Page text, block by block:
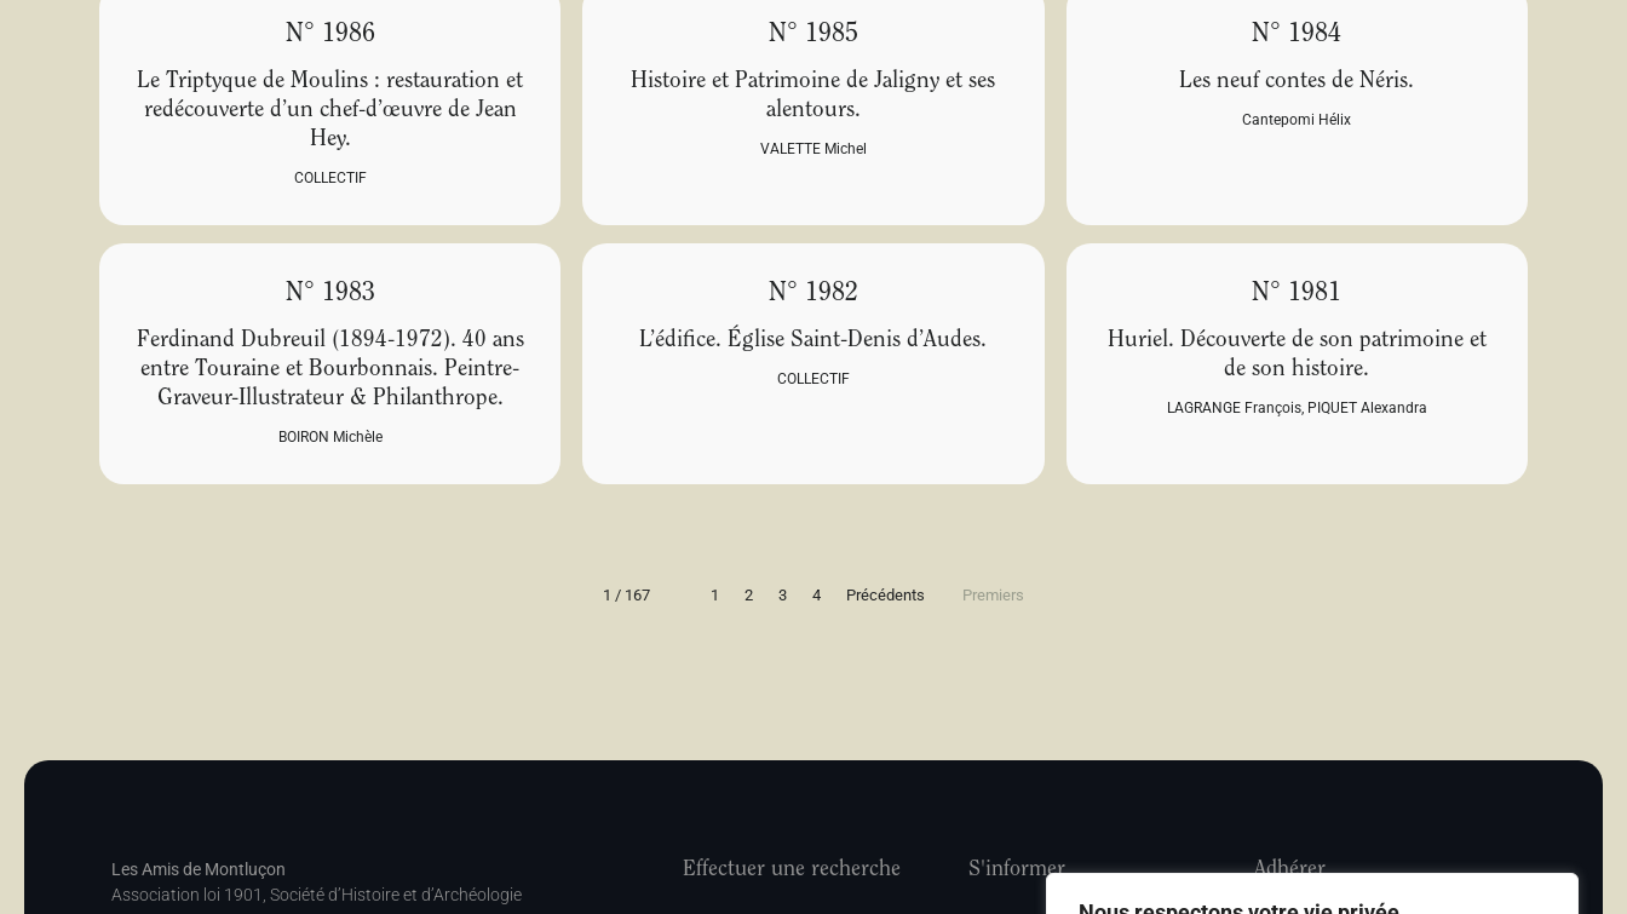
N° 1986
Le Triptyque de Moulins : restauration et
redécouverte d’un chef-d’œuvre de Jean
Hey.
COLLECTIF
N° 1985
Histoire et Patrimoine de Jaligny et ses
alentours.
VALETTE Michel
N° 1984
Les neuf contes de Néris.
Cantepomi Hélix
N° 1983
Ferdinand Dubreuil (1894-1972). 40 ans
entre Touraine et Bourbonnais. Peintre-
Graveur-Illustrateur & Philanthrope.
BOIRON Michèle
N° 1982
L’édifice. Église Saint-Denis d’Audes.
COLLECTIF
N° 1981
Huriel. Découverte de son patrimoine et
de son histoire.
LAGRANGE François, PIQUET Alexandra
1 / 167 1 2 3 4 Précédents Premiers
Les Amis de Montluçon
Association loi 1901, Société d’Histoire et d’Archéologie
Effectuer une recherche S'informer Adhérer